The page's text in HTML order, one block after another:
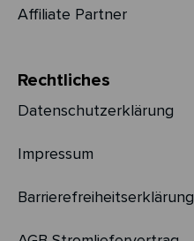
Affiliate Partner
Rechtliches
Datenschutzerklärung
Impressum
Barrierefreiheitserklärung